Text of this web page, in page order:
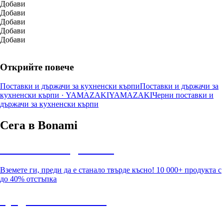
Добави
Добави
Добави
Добави
Добави
Открийте повече
Поставки и държачи за кухненски кърпиПоставки и държачи за
кухненски кърпи · YAMAZAKIYAMAZAKIЧерни поставки и
държачи за кухненски кърпи
Сега в Bonami
Вземете ги, преди да е станало твърде късно! 10 000+ продукта с
до 40% отстъпка